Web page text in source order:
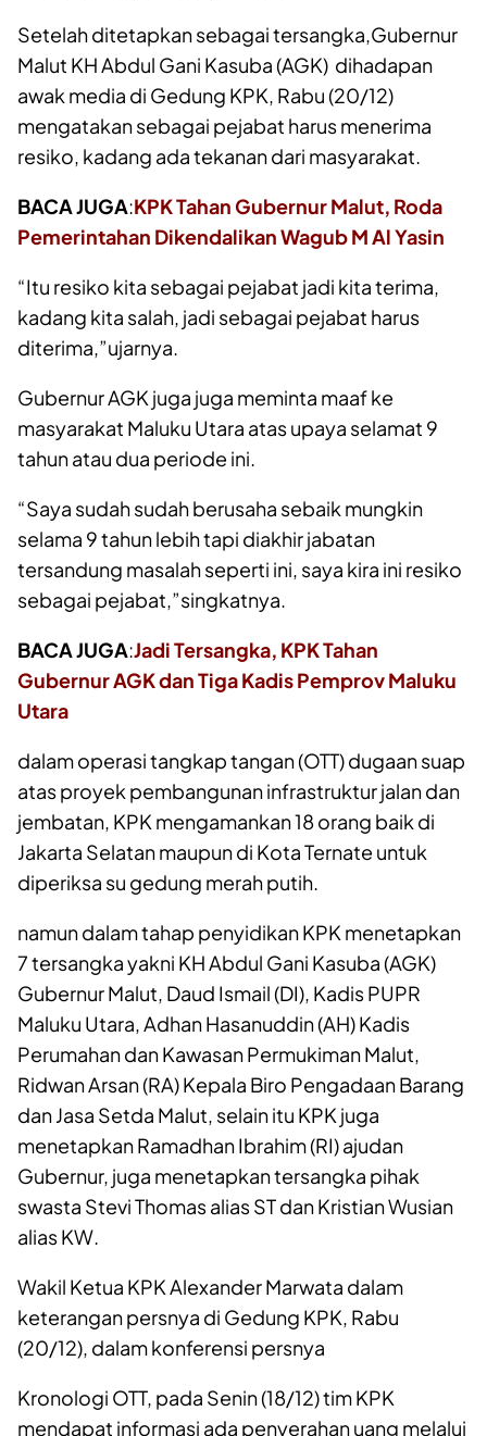
Setelah ditetapkan sebagai tersangka,Gubernur
Malut KH Abdul Gani Kasuba (AGK) dihadapan
awak media di Gedung KPK, Rabu (20/12)
mengatakan sebagai pejabat harus menerima
resiko, kadang ada tekanan dari masyarakat.
BACA JUGA:KPK Tahan Gubernur Malut, Roda
Pemerintahan Dikendalikan Wagub M Al Yasin
“Itu resiko kita sebagai pejabat jadi kita terima,
kadang kita salah, jadi sebagai pejabat harus
diterima,”ujarnya.
Gubernur AGK juga juga meminta maaf ke
masyarakat Maluku Utara atas upaya selamat 9
tahun atau dua periode ini.
“Saya sudah sudah berusaha sebaik mungkin
selama 9 tahun lebih tapi diakhir jabatan
tersandung masalah seperti ini, saya kira ini resiko
sebagai pejabat,”singkatnya.
BACA JUGA:Jadi Tersangka, KPK Tahan
Gubernur AGK dan Tiga Kadis Pemprov Maluku
Utara
dalam operasi tangkap tangan (OTT) dugaan suap
atas proyek pembangunan infrastruktur jalan dan
jembatan, KPK mengamankan 18 orang baik di
Jakarta Selatan maupun di Kota Ternate untuk
diperiksa su gedung merah putih.
namun dalam tahap penyidikan KPK menetapkan
7 tersangka yakni KH Abdul Gani Kasuba (AGK)
Gubernur Malut, Daud Ismail (DI), Kadis PUPR
Maluku Utara, Adhan Hasanuddin (AH) Kadis
Perumahan dan Kawasan Permukiman Malut,
Ridwan Arsan (RA) Kepala Biro Pengadaan Barang
dan Jasa Setda Malut, selain itu KPK juga
menetapkan Ramadhan Ibrahim (RI) ajudan
Gubernur, juga menetapkan tersangka pihak
swasta Stevi Thomas alias ST dan Kristian Wusian
alias KW.
Wakil Ketua KPK Alexander Marwata dalam
keterangan persnya di Gedung KPK, Rabu
(20/12), dalam konferensi persnya
Kronologi OTT, pada Senin (18/12) tim KPK
mendapat informasi ada penyerahan uang melalui